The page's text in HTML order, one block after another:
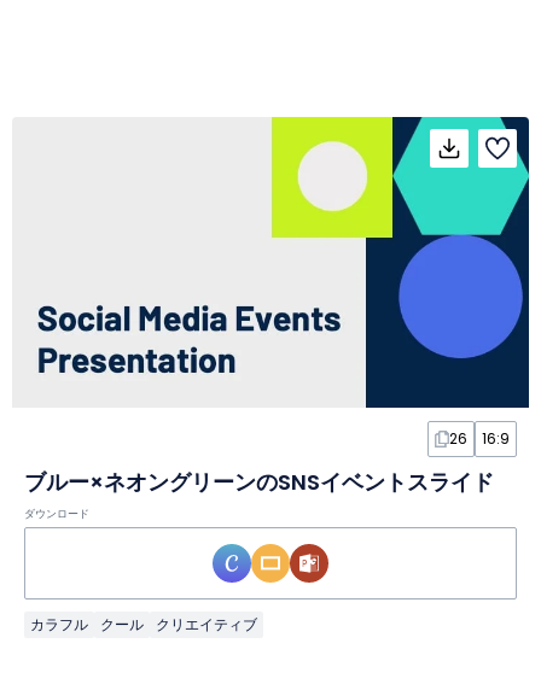
26 16:9
ブルー×ネオングリーンのSNSイベントスライド
ダウンロード
カラフル クール クリエイティブ